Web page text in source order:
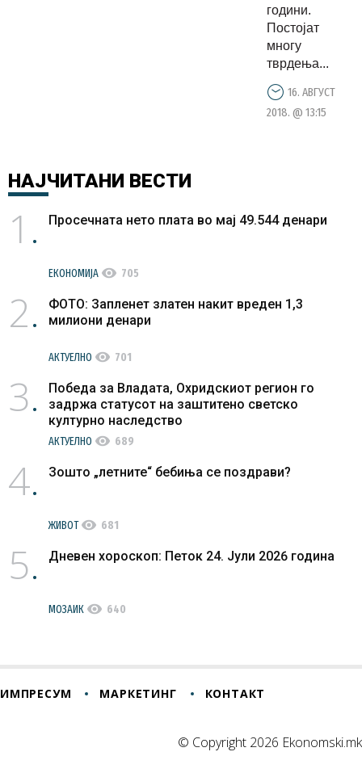
години.
Постојат
многу
тврдења...
16. АВГУСТ
2018. @ 13:15
НАЈЧИТАНИ ВЕСТИ
1 Просечната нето плата во мај 49.544 денари
ЕКОНОМИЈА visibility 705
2
ФОТО: Запленет златен накит вреден 1,3
милиони денари
АКТУЕЛНО visibility 701
3
Победа за Владата, Охридскиот регион го
задржа статусот на заштитено светско
културно наследство
АКТУЕЛНО visibility 689
4 Зошто „летните“ бебиња се поздрави?
ЖИВОТvisibility 681
5 Дневен хороскоп: Петок 24. Јули 2026 година
МОЗАИК visibility 640
ИМПРЕСУМ МАРКЕТИНГ КОНТАКТ
© Copyright 2026 Ekonomski.mk